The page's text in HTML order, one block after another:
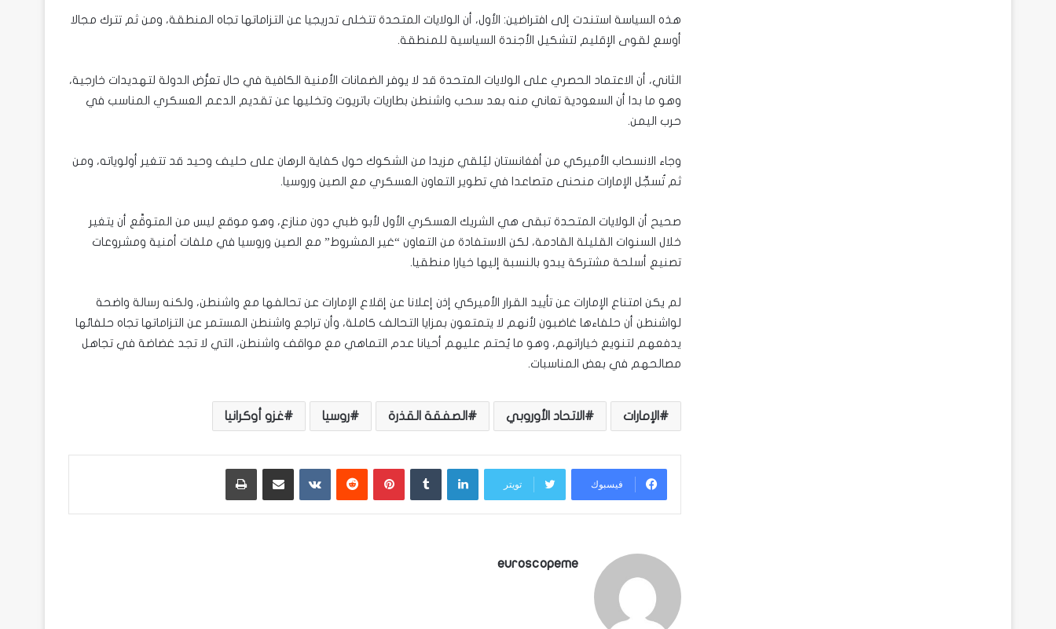
هذه السياسة استندت إلى افتراضين: الأول، أن الولايات المتحدة تتخلى تدريجيا عن التزاماتها تجاه المنطقة، ومن ثم تترك مجالا
أوسع لقوى الإقليم لتشكيل الأجندة السياسية للمنطقة.
الثاني، أن الاعتماد الحصري على الولايات المتحدة قد لا يوفر الضمانات الأمنية الكافية في حال تعرُّض الدولة لتهديدات خارجية،
وهو ما بدا أن السعودية تعاني منه بعد سحب واشنطن بطاريات باتريوت وتخليها عن تقديم الدعم العسكري المناسب في
حرب اليمن.
وجاء الانسحاب الأميركي من أفغانستان ليُلقي مزيدا من الشكوك حول كفاية الرهان على حليف وحيد قد تتغير أولوياته، ومن
ثم تُسجِّل الإمارات منحنى متصاعدا في تطوير التعاون العسكري مع الصين وروسيا.
صحيح أن الولايات المتحدة تبقى هي الشريك العسكري الأول لأبو ظبي دون منازع، وهو موقع ليس من المتوقَّع أن يتغير
خلال السنوات القليلة القادمة، لكن الاستفادة من التعاون “غير المشروط” مع الصين وروسيا في ملفات أمنية ومشروعات
تصنيع أسلحة مشتركة يبدو بالنسبة إليها خيارا منطقيا.
لم يكن امتناع الإمارات عن تأييد القرار الأميركي إذن إعلانا عن إقلاع الإمارات عن تحالفها مع واشنطن، ولكنه رسالة واضحة
لواشنطن أن حلفاءها غاضبون لأنهم لا يتمتعون بمزايا التحالف كاملة، وأن تراجع واشنطن المستمر عن التزاماتها تجاه حلفائها
يدفعهم لتنويع خياراتهم، وهو ما يُحتم عليهم أحيانا عدم التماهي مع مواقف واشنطن، التي لا تجد غضاضة في تجاهل
مصالحهم في بعض المناسبات.
الإمارات الاتحاد الأوروبي الصفقة القذرة روسيا غزو أوكرانيا
فيسبوك تويتر
لينكدإن بينتيريست مشاركة عبر البريد طباعة
euroscopeme